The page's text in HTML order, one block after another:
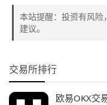
本站提醒：投资有风
建议。
交易所排行
欧易OKX交